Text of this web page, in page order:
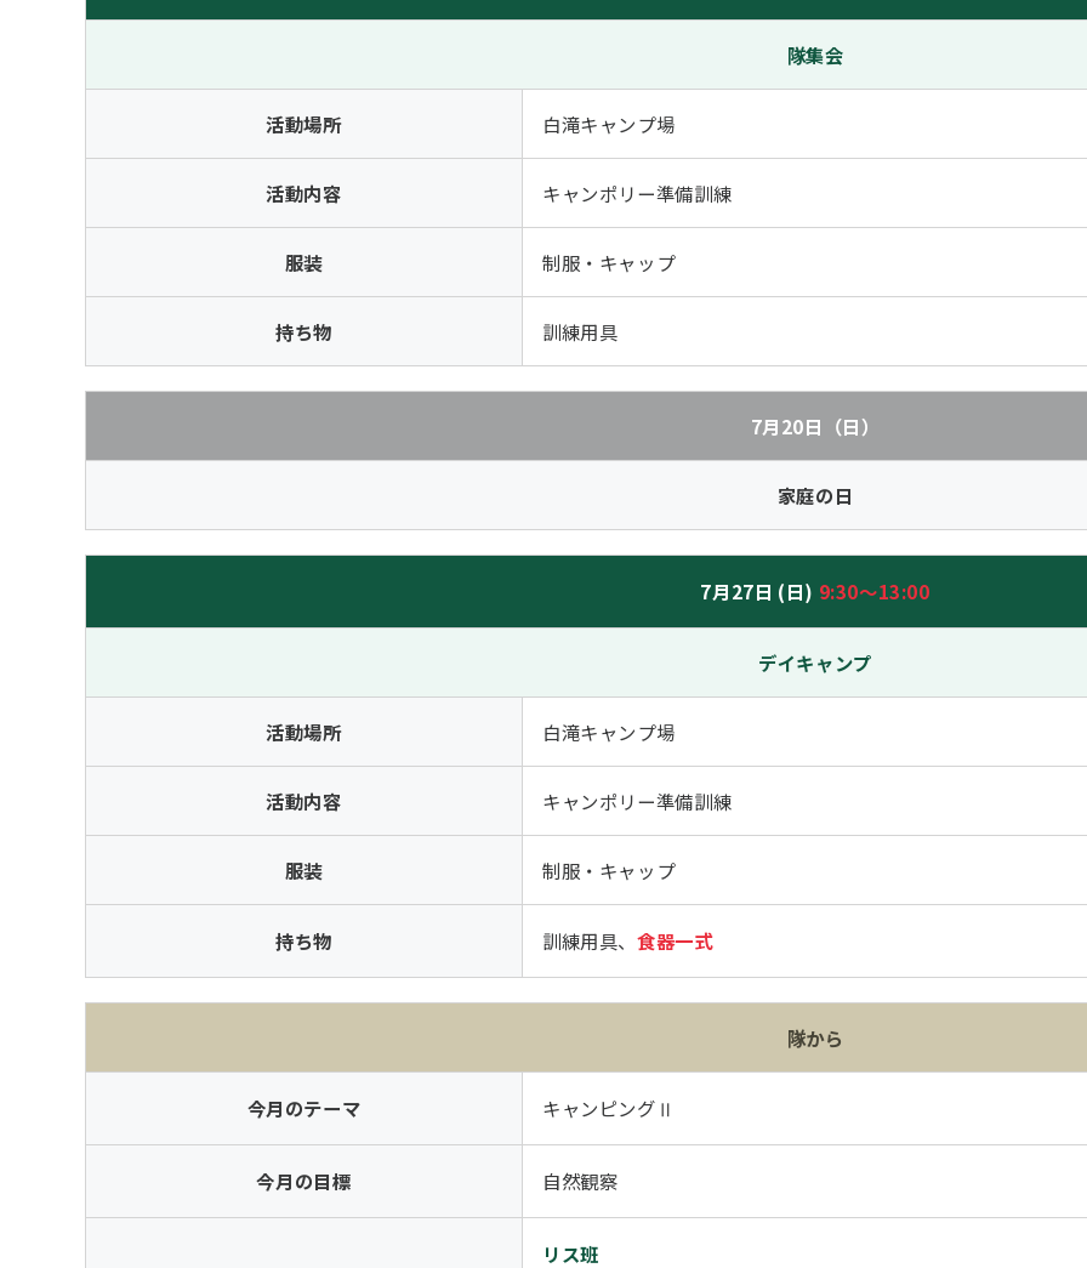
隊集会
活動場所 白滝キャンプ場
活動内容 キャンポリー準備訓練
服装 制服・キャップ
持ち物 訓練用具
7月20日（日）
家庭の日
7月27日 (日) 9:30～13:00
デイキャンプ
活動場所 白滝キャンプ場
活動内容 キャンポリー準備訓練
服装 制服・キャップ
持ち物 訓練用具、食器一式
隊から
今月のテーマ キャンピングⅡ
今月の目標 自然観察
リス班